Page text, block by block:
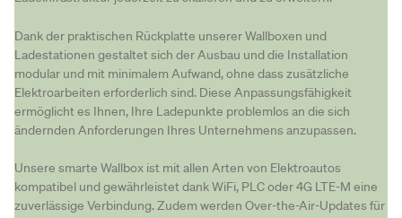
Dank der praktischen Rückplatte unserer Wallboxen und
Ladestationen gestaltet sich der Ausbau und die Installation
modular und mit minimalem Aufwand, ohne dass zusätzliche
Elektroarbeiten erforderlich sind. Diese Anpassungsfähigkeit
ermöglicht es Ihnen, Ihre Ladepunkte problemlos an die sich
ändernden Anforderungen Ihres Unternehmens anzupassen.
Unsere smarte Wallbox ist mit allen Arten von Elektroautos
kompatibel und gewährleistet dank WiFi, PLC oder 4G LTE-M eine
zuverlässige Verbindung. Zudem werden Over-the-Air-Updates für